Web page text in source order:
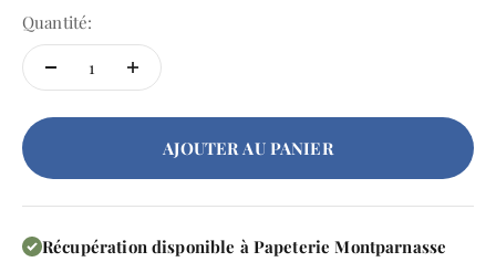
Quantité:
AJOUTER AU PANIER
Récupération disponible à Papeterie Montparnasse